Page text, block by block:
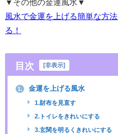
▼その他の金運風水▼
風水で金運を上げる簡単な方
る！
目次 [非表示]
1. 金運を上げる風水
1.財布を見直す
2.トイレをきれいにする
3.玄関を明るくきれいにする